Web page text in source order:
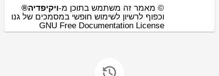
© מאמר זה משתמש בתוכן מ-ויקיפדיה®
וכפוף לרשיון לשימוש חופשי במסמכים של גנו
GNU Free Documentation License